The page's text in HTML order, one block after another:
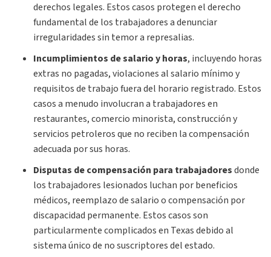
derechos legales. Estos casos protegen el derecho
fundamental de los trabajadores a denunciar
irregularidades sin temor a represalias.
Incumplimientos de salario y horas, incluyendo horas
extras no pagadas, violaciones al salario mínimo y
requisitos de trabajo fuera del horario registrado. Estos
casos a menudo involucran a trabajadores en
restaurantes, comercio minorista, construcción y
servicios petroleros que no reciben la compensación
adecuada por sus horas.
Disputas de compensación para trabajadoresdonde
los trabajadores lesionados luchan por beneficios
médicos, reemplazo de salario o compensación por
discapacidad permanente. Estos casos son
particularmente complicados en Texas debido al
sistema único de no suscriptores del estado.